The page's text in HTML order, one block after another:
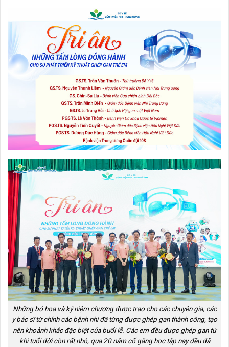
Những bó hoa và kỷ niệm chương được trao cho các chuyên gia, các
y bác sĩ từ chính các bệnh nhi đã từng được ghép gan thành công, tạo
nên khoảnh khắc đặc biệt của buổi lễ. Các em đều được ghép gan từ
khi tuổi đời còn rất nhỏ, qua 20 năm cố gắng học tập nay đều đã